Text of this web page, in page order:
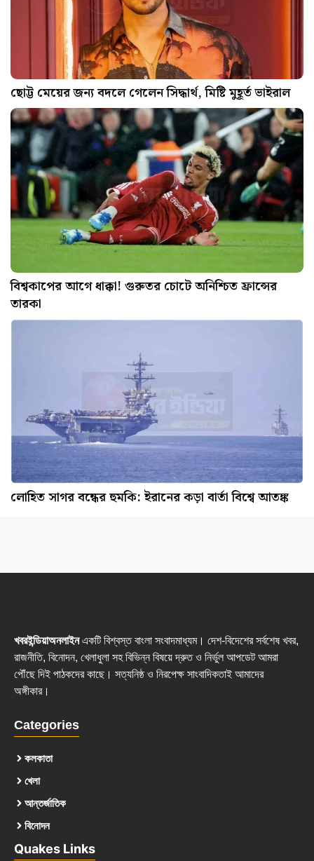
ছোট্ট মেয়ের জন্য বদলে গেলেন সিদ্ধার্থ, মিষ্টি মুহূর্ত ভাইরাল
বিশ্বকাপের আগে ধাক্কা! গুরুতর চোটে অনিশ্চিত ফ্রান্সের
তারকা
লোহিত সাগর বন্ধের হুমকি: ইরানের কড়া বার্তা বিশ্বে আতঙ্ক
খবরইন্ডিয়াঅনলাইনএকটি বিশ্বস্ত বাংলা সংবাদমাধ্যম। দেশ-বিদেশের সর্বশেষ খবর,
রাজনীতি, বিনোদন, খেলাধুলা সহ বিভিন্ন বিষয়ে দ্রুত ও নির্ভুল আপডেট আমরা
পৌঁছে দিই পাঠকদের কাছে। সত্যনিষ্ঠ ও নিরপেক্ষ সাংবাদিকতাই আমাদের
অঙ্গীকার।
Categories
কলকাতা
খেলা
আন্তর্জাতিক
বিনোদন
Quakes Links